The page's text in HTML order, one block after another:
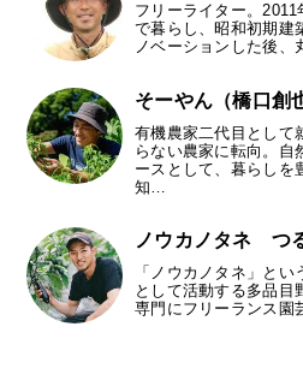
フリーライター。
で暮らし、昭和初期建
ノベーションした後
そーやん（橋口創
有機農家二代目として
らない農家に転向。自
ースとして、暮らしを
知…
ノウカノタネ つ
「ノウカノタネ」と
として活動する多品目
専門にフリーランス園